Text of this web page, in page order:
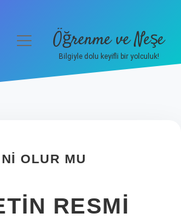
menüyüÖğrenme ve Neşe
Bilgiyle dolu keyifli bir yolculuk!
OLUR MU
RESMI